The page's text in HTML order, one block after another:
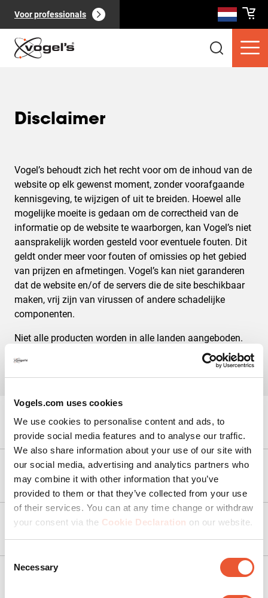
Vogels.com uses cookies
We use cookies to personalise content and ads, to
provide social media features and to analyse our traffic.
We also share information about your use of our site with
our social media, advertising and analytics partners who
may combine it with other information that you’ve
provided to them or that they’ve collected from your use
of their services. You can at any time change or withdraw
your consent via the Cookie Declaration on our website.
Consent
Selection
Necessary
Voor professionals
Pagina's
Disclaimer
Vogel’s behoudt zich het recht voor om de inhoud van de
website op elk gewenst moment, zonder voorafgaande
kennisgeving, te wijzigen of uit te breiden. Hoewel alle
mogelijke moeite is gedaan om de correctheid van de
informatie op de website te waarborgen, kan Vogel’s niet
aansprakelijk worden gesteld voor eventuele fouten. Dit
geldt onder meer voor fouten of omissies op het gebied
van prijzen en afmetingen. Vogel’s kan niet garanderen
dat de website en/of de servers die de site beschikbaar
maken, vrij zijn van virussen of andere schadelijke
componenten.
Niet alle producten worden in alle landen aangeboden.
Kunnen we je helpen?
Onze producten
Service & Contact